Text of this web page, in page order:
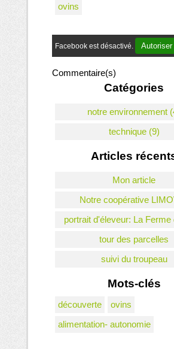
ovins
Facebook est désactivé. Autoriser
Commentaire(s)
Catégories
notre environnement
technique (9)
Articles
Mon article
Notre coopérative
portrait d'éleveur: La Ferme
tour des parcelles
suivi du troupeau
Mots-clés
découverte
ovins
alimentation- autonomie